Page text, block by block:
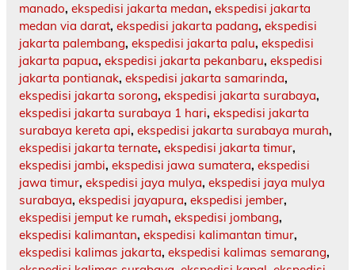
manado, ekspedisi jakarta medan, ekspedisi jakarta
medan via darat, ekspedisi jakarta padang, ekspedisi
jakarta palembang, ekspedisi jakarta palu, ekspedisi
jakarta papua, ekspedisi jakarta pekanbaru, ekspedisi
jakarta pontianak, ekspedisi jakarta samarinda,
ekspedisi jakarta sorong, ekspedisi jakarta surabaya,
ekspedisi jakarta surabaya 1 hari, ekspedisi jakarta
surabaya kereta api, ekspedisi jakarta surabaya murah,
ekspedisi jakarta ternate, ekspedisi jakarta timur,
ekspedisi jambi, ekspedisi jawa sumatera, ekspedisi
jawa timur, ekspedisi jaya mulya, ekspedisi jaya mulya
surabaya, ekspedisi jayapura, ekspedisi jember,
ekspedisi jemput ke rumah, ekspedisi jombang,
ekspedisi kalimantan, ekspedisi kalimantan timur,
ekspedisi kalimas jakarta, ekspedisi kalimas semarang,